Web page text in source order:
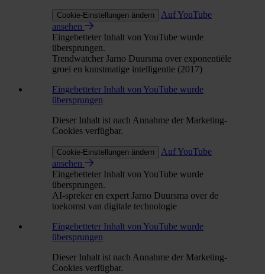
Cookie-Einstellungen ändern
Auf YouTube
ansehen
Eingebetteter Inhalt von YouTube wurde
übersprungen.
Trendwatcher Jarno Duursma over exponentiële
groei en kunstmatige intelligentie (2017)
Eingebetteter Inhalt von YouTube wurde
übersprungen
Dieser Inhalt ist nach Annahme der Marketing-
Cookies verfügbar.
Cookie-Einstellungen ändern
Auf YouTube
ansehen
Eingebetteter Inhalt von YouTube wurde
übersprungen.
AI-spreker en expert Jarno Duursma over de
toekomst van digitale technologie
Eingebetteter Inhalt von YouTube wurde
übersprungen
Dieser Inhalt ist nach Annahme der Marketing-
Cookies verfügbar.